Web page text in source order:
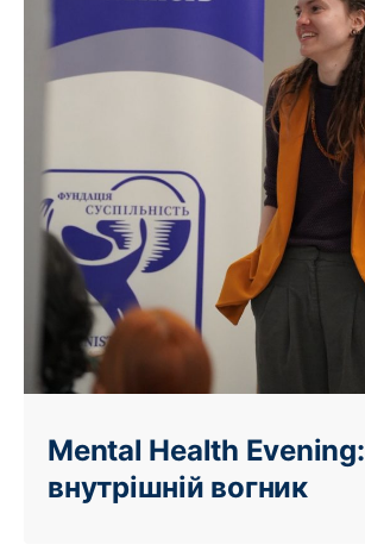
Mental Health Evening:
внутрішній вогник